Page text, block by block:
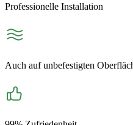
Professionelle Installation
Auch auf unbefestigten